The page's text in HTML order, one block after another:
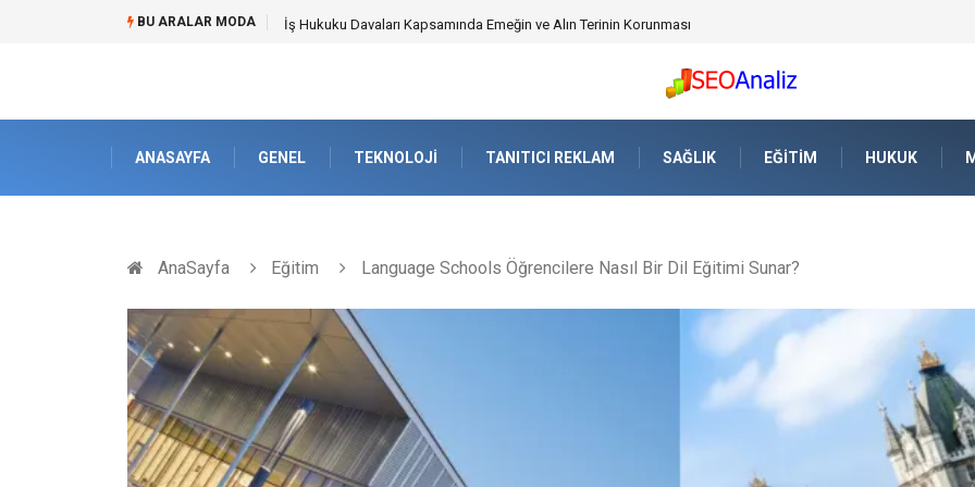
BU ARALAR MODA Best Security Software (En İyi Güvenlik Yazılımı) ile Uzaktan Çalışmada Ağ Güvenliğini Sağlamak
ANASAYFA GENEL TEKNOLOJI TANITICI REKLAM SAĞLIK EĞITIM HUKUK
AnaSayfa Eğitim Language Schools Öğrencilere Nasıl Bir Dil Eğitimi Sunar?